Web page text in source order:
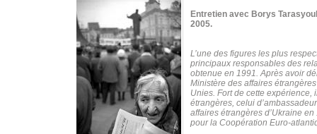
Entretien avec Borys
2005.
L’une des figures les plus
principaux responsables des
obtenue en 1991. Après avoir
Ministère des affaires
Unies. Fort de cette expérience,
étrangères, celui
affaires étrangères d’Ukraine
pour la Coopération Euro-